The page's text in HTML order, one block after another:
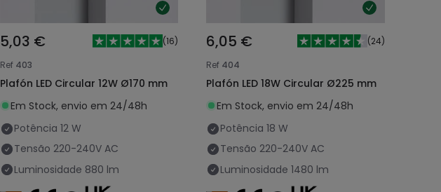
5,03 € (16)
Ref 403
Plafón LED Circular 12W Ø170 mm
Em Stock, envio em 24/48h
Potência 12 W
Tensão 220-240V AC
Luminosidade 880 lm
6,05 € (24)
Ref 404
Plafón LED 18W Circular Ø225 mm
Em Stock, envio em 24/48h
Potência 18 W
Tensão 220-240V AC
Luminosidade 1480 lm